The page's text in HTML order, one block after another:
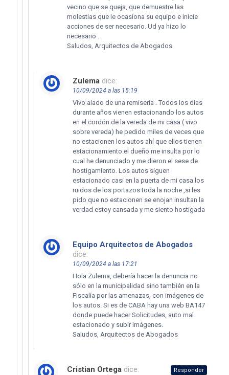
vecino que se queja, que demuestre las
molestias que le ocasiona su equipo e inicie
acciones de ser necesario. Ud ya hizo lo
necesario .
Saludos, Arquitectos de Abogados
Zulema dice:
10/09/2024 a las 15:19
Vivo alado de una remiseria . Todos los días
durante años vienen estacionando los autos
en el cordón de la vereda de mi casa ( vivo
sobre vereda) he pedido miles de veces que
no estacionen los autos ahí que ellos tienen
estacionamiento.el dueño me insulta por lo
cual he denunciado y me dieron el sese de
hostigamiento. Los autos siguen
estacionado casi en la puerta de mi casa los
ruidos de los portazos toda la noche ,si les
pido que no estacionen se enojan insultan la
verdad estoy cansada y me siento hostigada
Equipo Arquitectos de Abogados
dice:
10/09/2024 a las 17:21
Hola Zulema, debería hacer la denuncia no
sólo en la municipalidad sino también en la
Fiscalía por las amenazas, con imágenes de
los autos. Si es de CABA hay una web BA147
donde puede hacer Solicitudes, auto mal
estacionado y subir imágenes.
Saludos, Arquitectos de Abogados
Cristian Ortega dice: Responder